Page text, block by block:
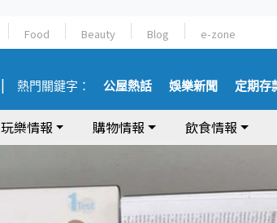
Food Beauty Blog e-zone
熱門關鍵字： 公屋熱話 娛樂新聞 定期存
玩樂情報 購物情報 飲食情報